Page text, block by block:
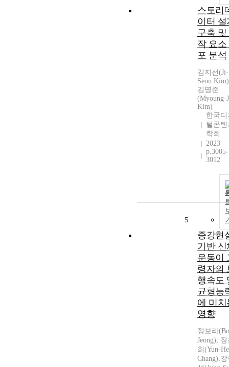
스토리
이터 설
구축 및
작 요소
포 분석
김지선(Ji-
Seon
김명준
(Myoung-
Kim)
한국디
털콘텐
학회
2023
p.3005-
3012
5
증강현
기반 신
운동이
령자의
행속도
균형능
에 미치
영향
정보라
Jeong),
희(Yun-
Chang),